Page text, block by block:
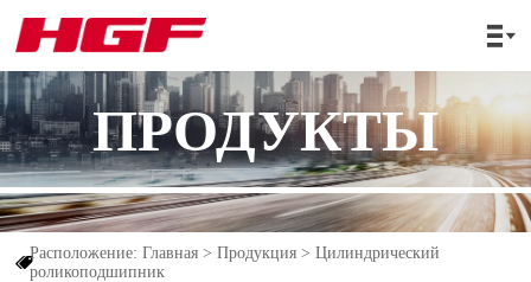

ПРОДУКТЫ

Расположение:Главная >Продукция >Цилиндрический
роликоподшипник